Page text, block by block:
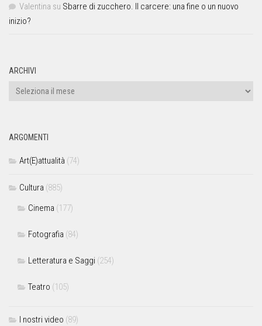
Valentina su Sbarre di zucchero. Il carcere: una fine o un nuovo
inizio?
ARCHIVI
ARGOMENTI
Art(E)attualità (74)
Cultura (885)
Cinema (177)
Fotografia (84)
Letteratura e Saggi (254)
Teatro (105)
I nostri video (89)